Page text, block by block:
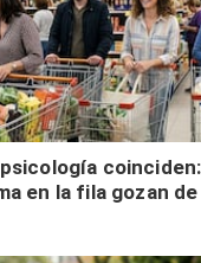
en la fila gozan
y no solo tienen